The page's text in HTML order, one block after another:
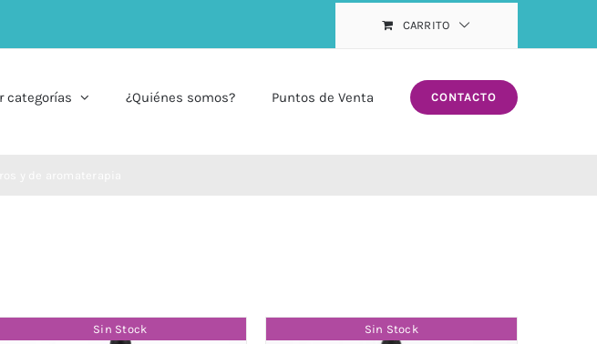
CARRITO
categorías ¿Quiénes somos? Puntos de Venta CONTACTO
Sin Stock Sin Stock